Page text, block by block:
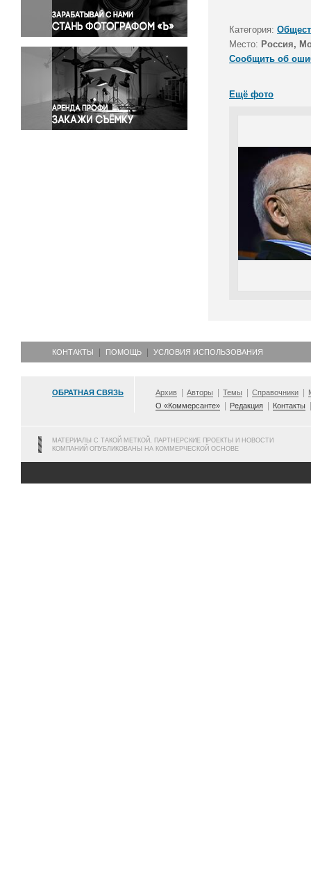
Происшествия и конфликты
Религия
Светская жизнь
Спорт
Экология
Экономика и бизнес
Категория:
Место: Россия,
Сообщить об
Ещё фото
КОНТАКТЫ ПОМОЩЬ УСЛОВИЯ ИСПОЛЬЗОВАНИЯ
ОБРАТНАЯ СВЯЗЬ Архив Авторы Темы Справочники
О «Коммерсанте»
Редакция Контакты
МАТЕРИАЛЫ С ТАКОЙ МЕТКОЙ, ПАРТНЕРСКИЕ ПРОЕКТЫ И НОВОСТИ
КОМПАНИЙ ОПУБЛИКОВАНЫ НА КОММЕРЧЕСКОЙ ОСНОВЕ